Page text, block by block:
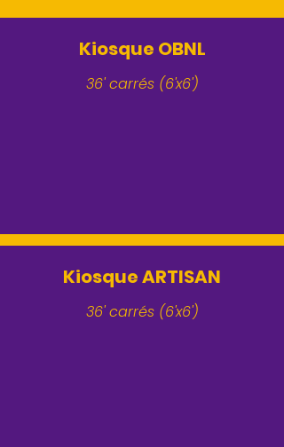
Kiosque OBNL
36' carrés (6'x6')
Kiosque ARTISAN
36' carrés (6'x6')